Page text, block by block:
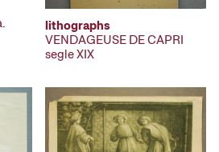
lithographs
VENDAGEUSE DE CAPRI
segle XIX